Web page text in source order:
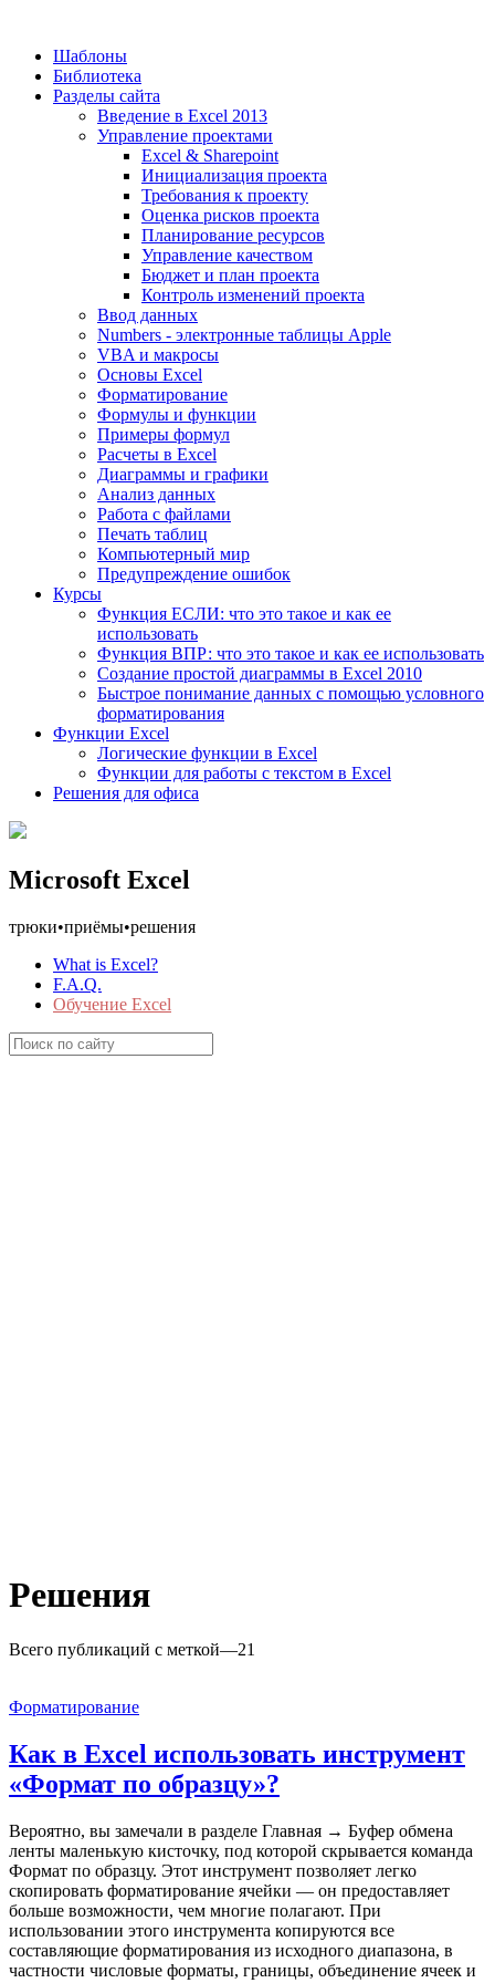
Шаблоны
Библиотека
Разделы сайта
Введение в Excel 2013
Управление проектами
Excel & Sharepoint
Инициализация проекта
Требования к проекту
Оценка рисков проекта
Планирование ресурсов
Управление качеством
Бюджет и план проекта
Контроль изменений проекта
Ввод данных
Numbers - электронные таблицы Apple
VBA и макросы
Основы Excel
Форматирование
Формулы и функции
Примеры формул
Расчеты в Excel
Диаграммы и графики
Анализ данных
Работа с файлами
Печать таблиц
Компьютерный мир
Предупреждение ошибок
Курсы
Функция ЕСЛИ: что это такое и как ее
использовать
Функция ВПР: что это такое и как ее использовать
Создание простой диаграммы в Excel 2010
Быстрое понимание данных с помощью условного
форматирования
Функции Excel
Логические функции в Excel
Функции для работы с текстом в Excel
Решения для офиса
Microsoft Excel
трюки•приёмы•решения
What is Excel?
F.A.Q.
Обучение Excel
Решения
Всего публикаций с меткой—21
Форматирование
Как в Excel использовать инструмент
«Формат по образцу»?
Вероятно, вы замечали в разделе Главная → Буфер обмена
ленты маленькую кисточку, под которой скрывается команда
Формат по образцу. Этот инструмент позволяет легко
скопировать форматирование ячейки — он предоставляет
больше возможности, чем многие полагают. При
использовании этого инструмента копируются все
составляющие форматирования из исходного диапазона, в
частности числовые форматы, границы, объединение ячеек и